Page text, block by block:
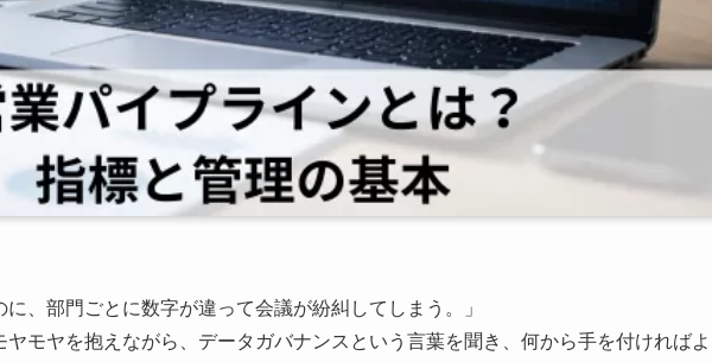
に、部門ごとに数字が違って会議が紛糾してしまう。」
ヤモヤを抱えながら、データガバナンスという言葉を聞き、何から手を付ければよ